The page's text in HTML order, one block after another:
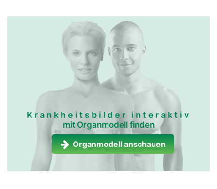
Krankheitsbilder interaktiv
mit Organmodell finden
Organmodell anschauen